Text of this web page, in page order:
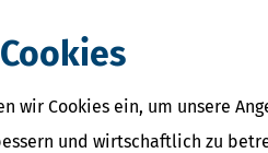
wir Cookies ein, um unsere
und wirtschaftlich zu